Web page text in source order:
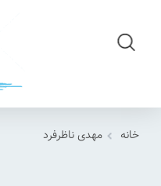
خانه مهدی ناظرفرد